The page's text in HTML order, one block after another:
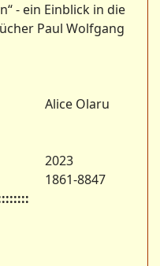
- ein Einblick in die
Paul Wolfgang
Alice Olaru
2023
1861-8847